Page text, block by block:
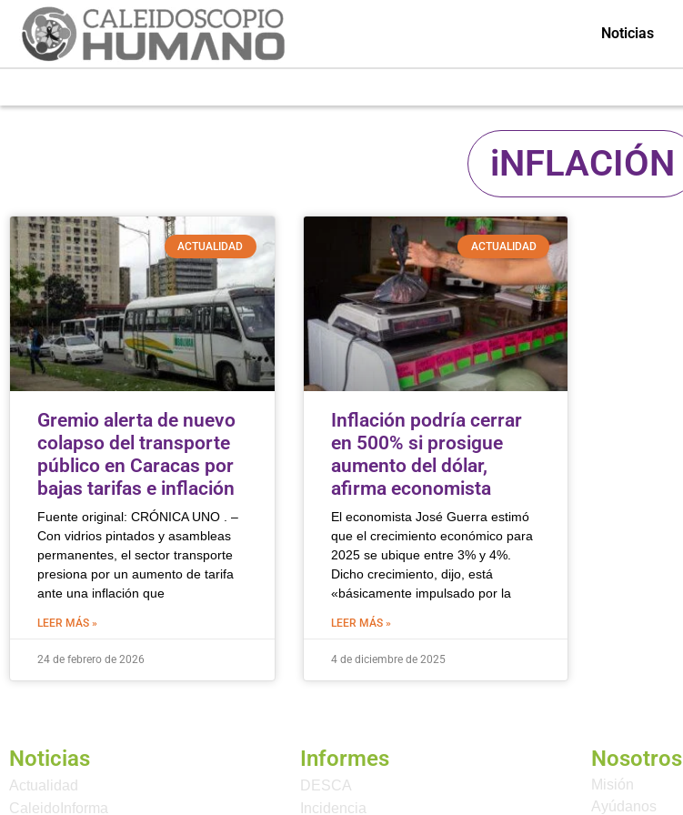
Noticias
iNFLACIÓN
ACTUALIDAD
Gremio alerta de nuevo
colapso del transporte
público en Caracas por
bajas tarifas e inflación
Fuente original: CRÓNICA UNO . –
Con vidrios pintados y asambleas
permanentes, el sector transporte
presiona por un aumento de tarifa
ante una inflación que
LEER MÁS »
24 de febrero de 2026
ACTUALIDAD
Inflación podría cerrar
en 500% si prosigue
aumento del dólar,
afirma economista
El economista José Guerra estimó
que el crecimiento económico para
2025 se ubique entre 3% y 4%.
Dicho crecimiento, dijo, está
«básicamente impulsado por la
LEER MÁS »
4 de diciembre de 2025
Noticias
Actualidad
CaleidoInforma
Informes
DESCA
Incidencia
Nosotros
Misión
Ayúdanos